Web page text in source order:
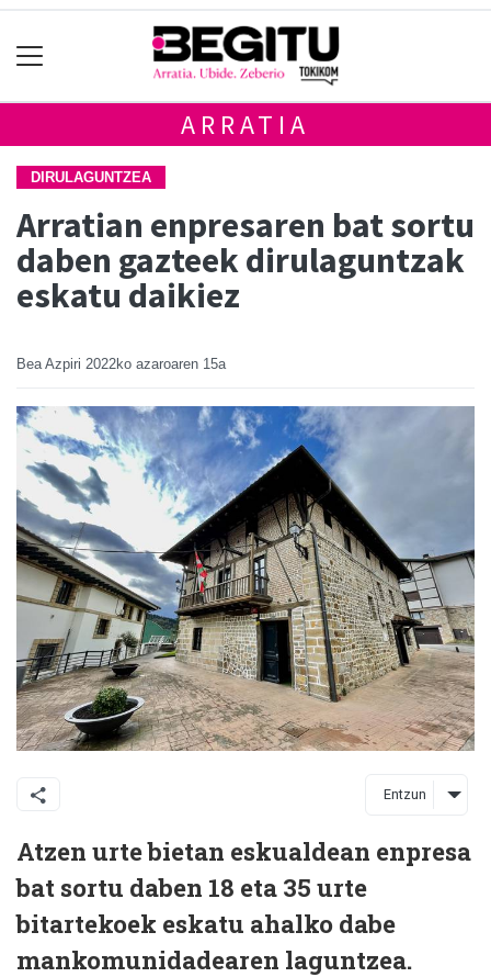
ARRATIA
DIRULAGUNTZEA
Arratian enpresaren bat sortu
daben gazteek dirulaguntzak
eskatu daikiez
Bea Azpiri 2022ko azaroaren 15a
Entzun
Atzen urte bietan eskualdean enpresa
bat sortu daben 18 eta 35 urte
bitartekoek eskatu ahalko dabe
mankomunidadearen laguntzea.